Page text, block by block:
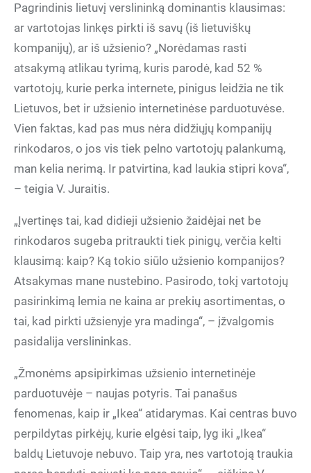
Pagrindinis lietuvį verslininką dominantis klausimas:
ar vartotojas linkęs pirkti iš savų (iš lietuviškų
kompanijų), ar iš užsienio? „Norėdamas rasti
atsakymą atlikau tyrimą, kuris parodė, kad 52 %
vartotojų, kurie perka internete, pinigus leidžia ne tik
Lietuvos, bet ir užsienio internetinėse parduotuvėse.
Vien faktas, kad pas mus nėra didžiųjų kompanijų
rinkodaros, o jos vis tiek pelno vartotojų palankumą,
man kelia nerimą. Ir patvirtina, kad laukia stipri kova“,
– teigia V. Juraitis.
„Įvertinęs tai, kad didieji užsienio žaidėjai net be
rinkodaros sugeba pritraukti tiek pinigų, verčia kelti
klausimą: kaip? Ką tokio siūlo užsienio kompanijos?
Atsakymas mane nustebino. Pasirodo, tokį vartotojų
pasirinkimą lemia ne kaina ar prekių asortimentas, o
tai, kad pirkti užsienyje yra madinga“, – įžvalgomis
pasidalija verslininkas.
„Žmonėms apsipirkimas užsienio internetinėje
parduotuvėje – naujas potyris. Tai panašus
fenomenas, kaip ir „Ikea“ atidarymas. Kai centras buvo
perpildytas pirkėjų, kurie elgėsi taip, lyg iki „Ikea“
baldų Lietuvoje nebuvo. Taip yra, nes vartotoją traukia